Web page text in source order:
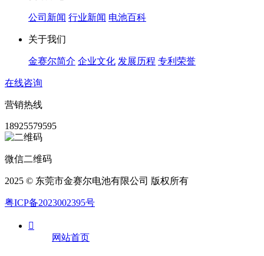
公司新闻 行业新闻 电池百科
关于我们
金赛尔简介 企业文化 发展历程 专利荣誉
在线咨询
营销热线
18925579595
微信二维码
2025 © 东莞市金赛尔电池有限公司 版权所有
粤ICP备2023002395号

网站首页